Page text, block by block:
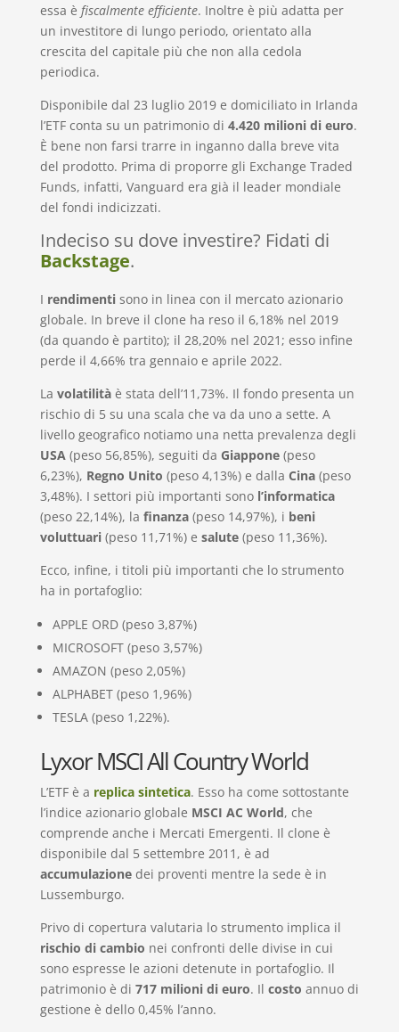
essa è fiscalmente efficiente. Inoltre è più adatta per
un investitore di lungo periodo, orientato alla
crescita del capitale più che non alla cedola
periodica.
Disponibile dal 23 luglio 2019 e domiciliato in Irlanda
l’ETF conta su un patrimonio di 4.420 milioni di euro.
È bene non farsi trarre in inganno dalla breve vita
del prodotto. Prima di proporre gli Exchange Traded
Funds, infatti, Vanguard era già il leader mondiale
del fondi indicizzati.
Indeciso su dove investire? Fidati di
Backstage.
I rendimentisono in linea con il mercato azionario
globale. In breve il clone ha reso il 6,18% nel 2019
(da quando è partito); il 28,20% nel 2021; esso infine
perde il 4,66% tra gennaio e aprile 2022.
La volatilitàè stata dell’11,73%. Il fondo presenta un
rischio di 5 su una scala che va da uno a sette. A
livello geografico notiamo una netta prevalenza degli
USA (peso 56,85%), seguiti da Giappone(peso
6,23%), Regno Unito (peso 4,13%) e dalla Cina(peso
3,48%). I settori più importanti sono l’informatica
(peso 22,14%), la finanza(peso 14,97%), i beni
voluttuari(peso 11,71%) e salute(peso 11,36%).
Ecco, infine, i titoli più importanti che lo strumento
ha in portafoglio:
APPLE ORD (peso 3,87%)
MICROSOFT (peso 3,57%)
AMAZON (peso 2,05%)
ALPHABET (peso 1,96%)
TESLA (peso 1,22%).
Lyxor MSCI All Country World
L’ETF è a replica sintetica. Esso ha come sottostante
l’indice azionario globale MSCI AC World, che
comprende anche i Mercati Emergenti. Il clone è
disponibile dal 5 settembre 2011, è ad
accumulazionedei proventi mentre la sede è in
Lussemburgo.
Privo di copertura valutaria lo strumento implica il
rischio di cambio nei confronti delle divise in cui
sono espresse le azioni detenute in portafoglio. Il
patrimonio è di 717 milioni di euro. Il costo annuo di
gestione è dello 0,45% l’anno.